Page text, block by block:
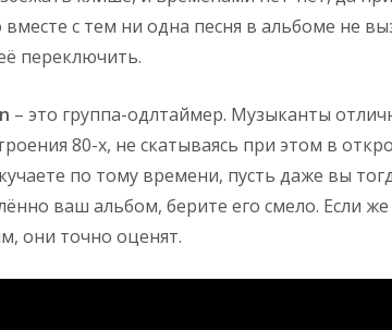
вместе с тем ни одна песня в альбоме не
переключить.
– это группа-одлтаймер. Музыканты
80-х, не скатываясь при этом в
по тому времени, пусть даже вы
ваш альбом, берите его смело. Если
они точно оценят.